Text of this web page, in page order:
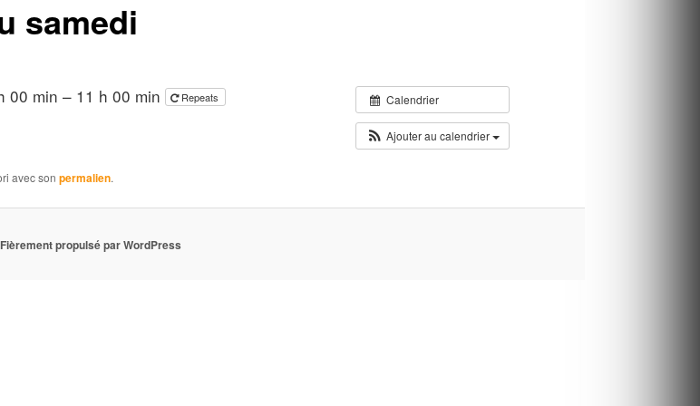
samedi
Calendrier
Ajouter au calendrier
00 min – 11 h 00 min Repeats
avec son permalien.
Fièrement propulsé par WordPress